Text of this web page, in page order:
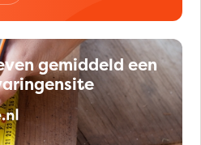
gemiddeld een